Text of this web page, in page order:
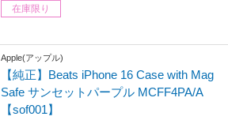
在庫限り
Apple(アップル)
【純正】Beats iPhone 16 Case with Mag
Safe サンセットパープル MCFF4PA/A
【sof001】